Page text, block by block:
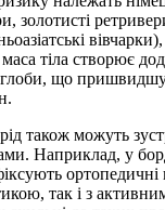
золотисті
тіла створює
що
також можуть
Наприклад, у
так і з